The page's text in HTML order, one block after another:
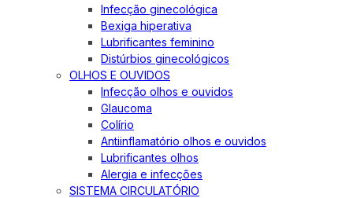
Infecção ginecológica
Bexiga hiperativa
Lubrificantes feminino
Distúrbios ginecológicos
OLHOS E OUVIDOS
Infecção olhos e ouvidos
Glaucoma
Colírio
Antiinflamatório olhos e ouvidos
Lubrificantes olhos
Alergia e infecções
SISTEMA CIRCULATÓRIO